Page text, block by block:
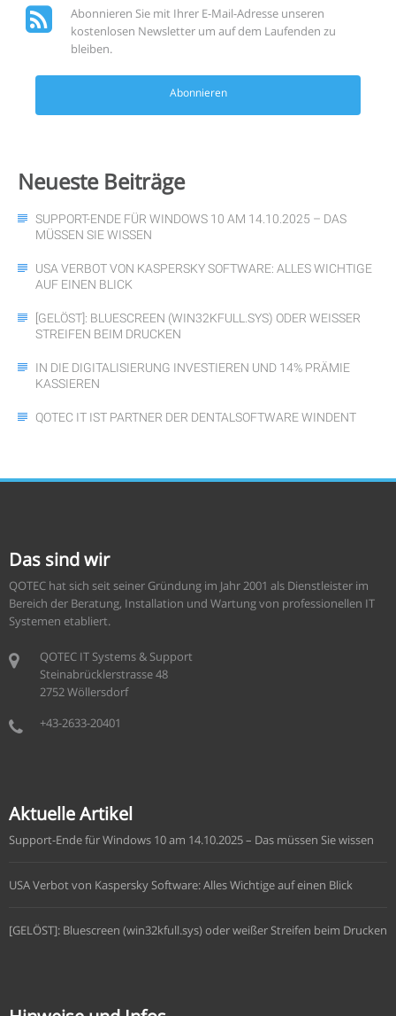
Abonnieren Sie mit Ihrer E-Mail-Adresse unseren
kostenlosen Newsletter um auf dem Laufenden zu
bleiben.
Abonnieren
Neueste Beiträge
SUPPORT-ENDE FÜR WINDOWS 10 AM 14.10.2025 – DAS
MÜSSEN SIE WISSEN
USA VERBOT VON KASPERSKY SOFTWARE: ALLES WICHTIGE
AUF EINEN BLICK
[GELÖST]: BLUESCREEN (WIN32KFULL.SYS) ODER WEISSER S
TREIFEN BEIM DRUCKEN
IN DIE DIGITALISIERUNG INVESTIEREN UND 14% PRÄMIE
KASSIEREN
QOTEC IT IST PARTNER DER DENTALSOFTWARE WINDENT
Das sind wir
QOTEC hat sich seit seiner Gründung im Jahr 2001 als Dienstleister im
Bereich der Beratung, Installation und Wartung von professionellen IT
Systemen etabliert.
QOTEC IT Systems & Support
Steinabrücklerstrasse 48
2752 Wöllersdorf
+43-2633-20401
Aktuelle Artikel
Support-Ende für Windows 10 am 14.10.2025 – Das müssen Sie wissen
USA Verbot von Kaspersky Software: Alles Wichtige auf einen Blick
[GELÖST]: Bluescreen (win32kfull.sys) oder weißer Streifen beim Drucken